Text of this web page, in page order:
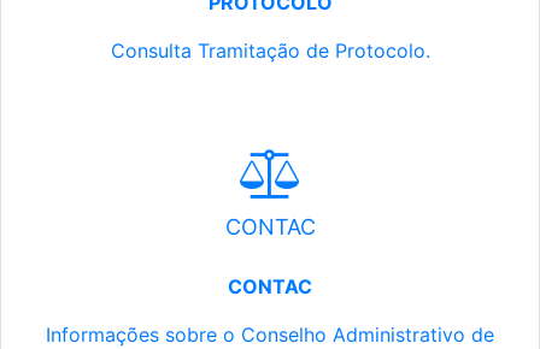
Consulta Tramitação de Protocolo.
CONTAC
CONTAC
Informações sobre o Conselho Administrativo de